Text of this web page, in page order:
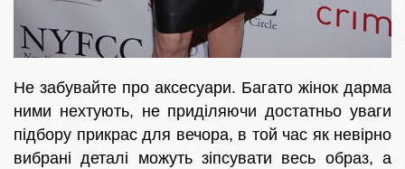
Не забувайте про аксесуари. Багато жінок дарма
ними нехтують, не приділяючи достатньо уваги
підбору прикрас для вечора, в той час як невірно
вибрані деталі можуть зіпсувати весь образ, а